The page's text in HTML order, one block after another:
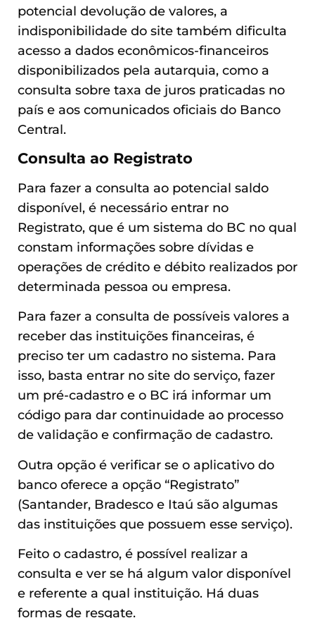
potencial devolução de valores, a
indisponibilidade do site também dificulta
acesso a dados econômicos-financeiros
disponibilizados pela autarquia, como a
consulta sobre taxa de juros praticadas no
país e aos comunicados oficiais do Banco
Central.
Consulta ao Registrato
Para fazer a consulta ao potencial saldo
disponível, é necessário entrar no
Registrato, que é um sistema do BC no qual
constam informações sobre dívidas e
operações de crédito e débito realizados por
determinada pessoa ou empresa.
Para fazer a consulta de possíveis valores a
receber das instituições financeiras, é
preciso ter um cadastro no sistema. Para
isso, basta entrar no site do serviço, fazer
um pré-cadastro e o BC irá informar um
código para dar continuidade ao processo
de validação e confirmação de cadastro.
Outra opção é verificar se o aplicativo do
banco oferece a opção “Registrato”
(Santander, Bradesco e Itaú são algumas
das instituições que possuem esse serviço).
Feito o cadastro, é possível realizar a
consulta e ver se há algum valor disponível
e referente a qual instituição. Há duas
formas de resgate.